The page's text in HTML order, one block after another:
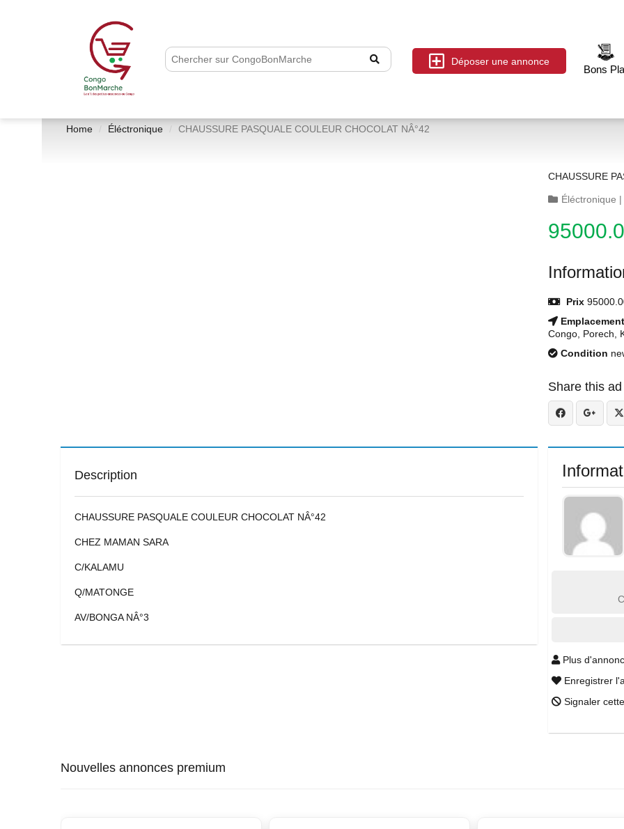
Déposer une annonce
Bons
Home Éléctronique CHAUSSURE PASQUALE COULEUR CHOCOLAT NÂ°42
CHAUSSURE
Éléctronique |
Prix
Emplacement
Congo, Porech,
Condition
Share this ad
Description
CHAUSSURE PASQUALE COULEUR CHOCOLAT NÂ°42
CHEZ MAMAN SARA
C/KALAMU
Q/MATONGE
AV/BONGA NÂ°3
Plus
Enregistrer
Signaler
Nouvelles annonces premium